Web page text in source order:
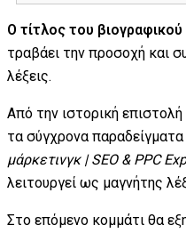
Ο τίτλος του βιογραφικού
τραβάει την προσοχή και
λέξεις.
Από την ιστορική
τα σύγχρονα
μάρκετινγκ | SEO & PPC
λειτουργεί ως μαγνήτης
Στο επόμενο κομμάτι θα